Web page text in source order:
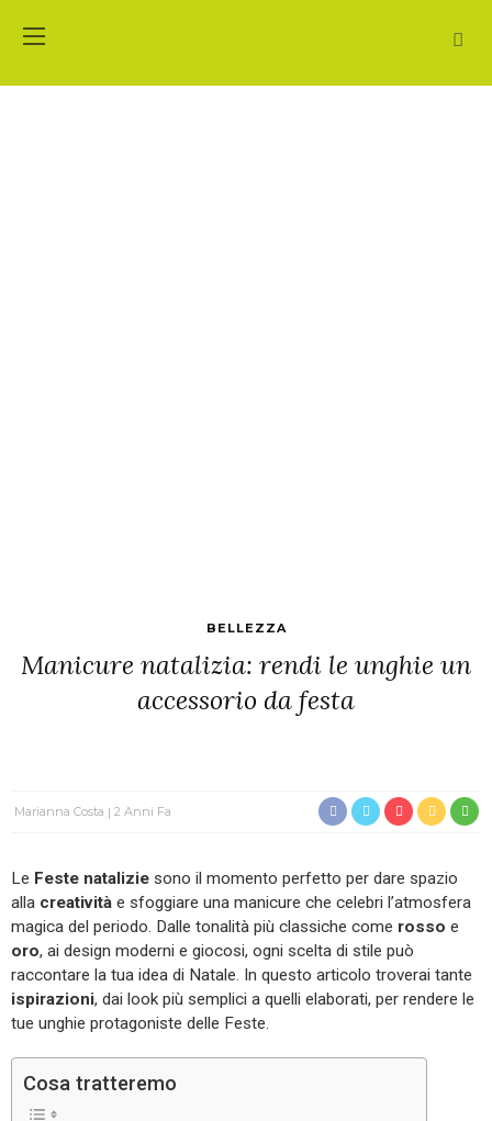
BELLEZZA
Manicure natalizia: rendi le unghie un
accessorio da festa
Marianna Costa 2 Anni Fa
Le Feste natalizie sono il momento perfetto per dare spazio
alla creatività e sfoggiare una manicure che celebri l’atmosfera
magica del periodo. Dalle tonalità più classiche come rosso e
oro, ai design moderni e giocosi, ogni scelta di stile può
raccontare la tua idea di Natale. In questo articolo troverai tante
ispirazioni, dai look più semplici a quelli elaborati, per rendere le
tue unghie protagoniste delle Feste.
Cosa tratteremo